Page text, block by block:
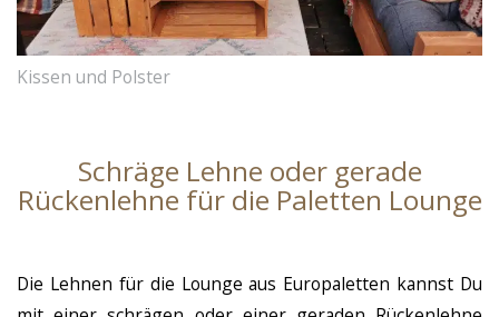
Kissen und Polster
Schräge Lehne oder gerade
Rückenlehne für die Paletten Lounge
Die Lehnen für die Lounge aus Europaletten kannst Du